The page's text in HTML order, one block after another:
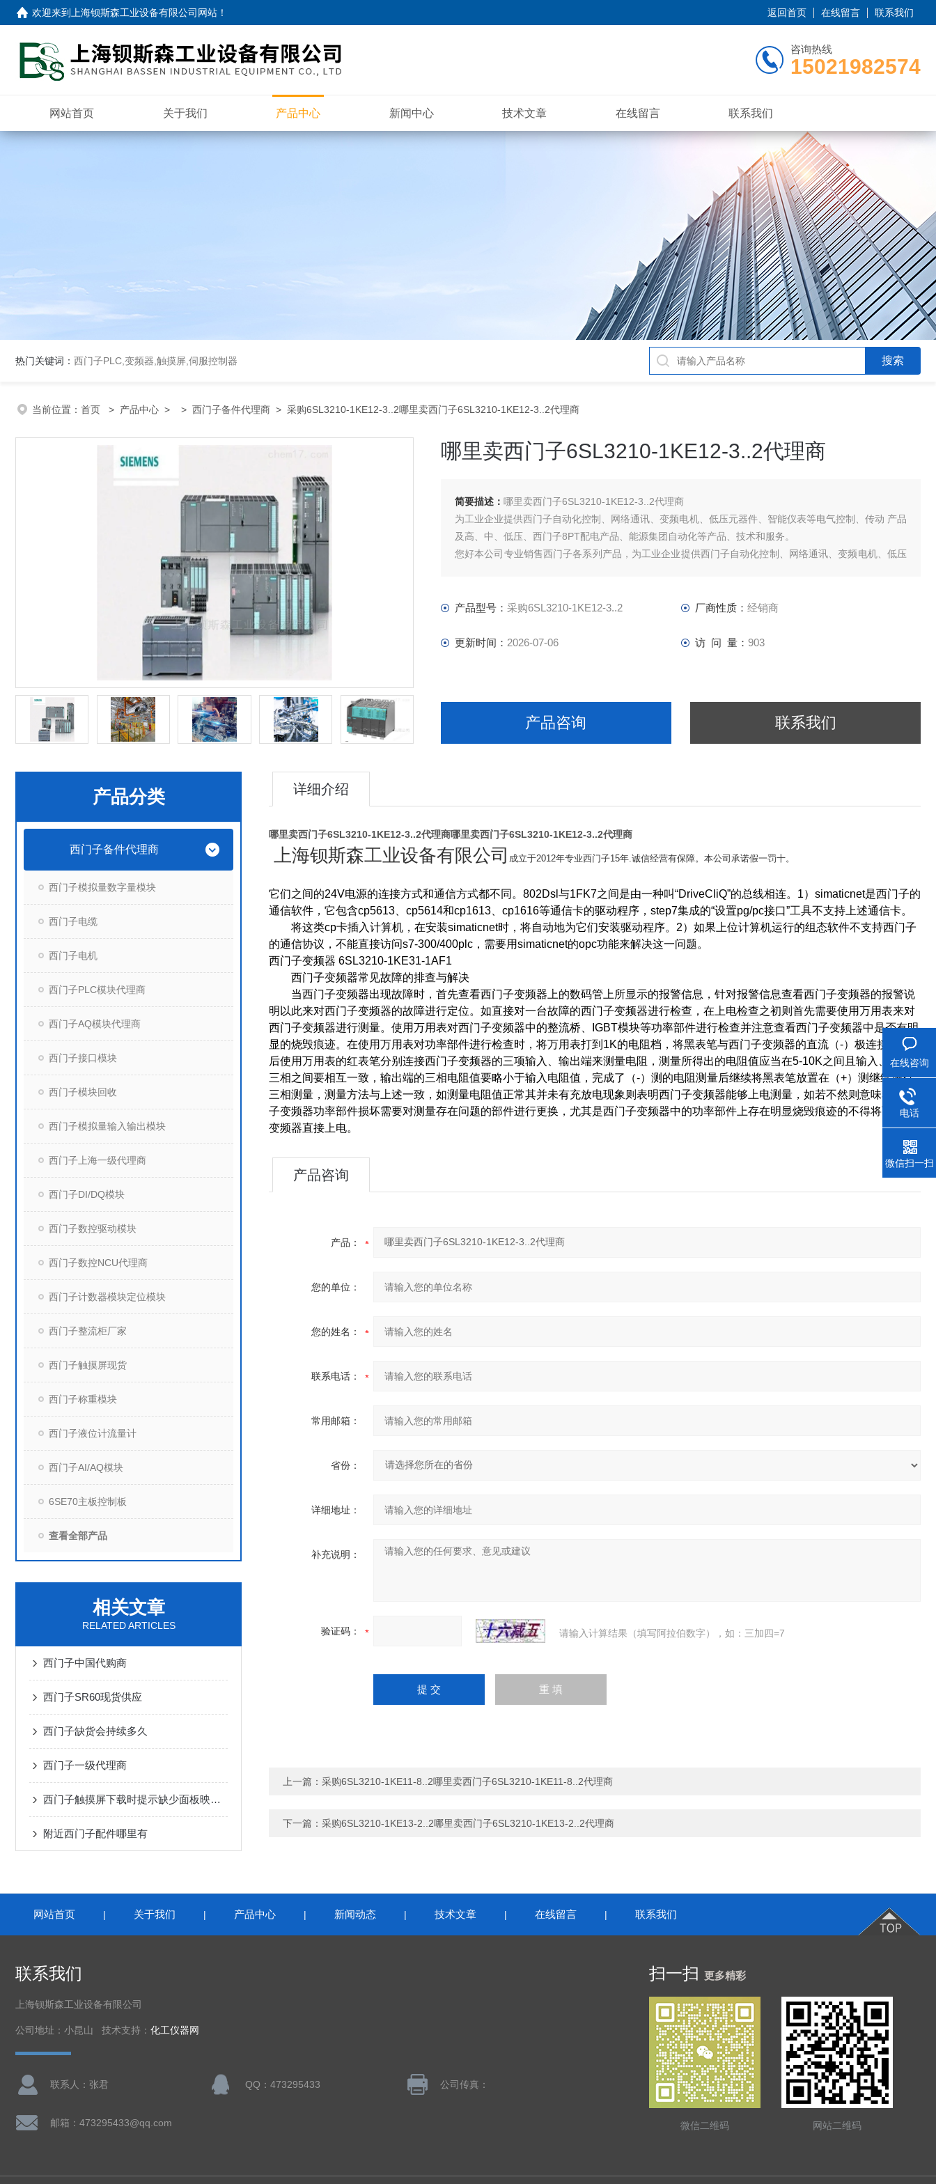
欢迎来到 上海钡斯森工业设备有限公司网站 ！ 返回首页 在线留言 联系我们
咨询热线
15021982574
网站首页 关于我们 产品中心 新闻中心 技术文章 在线留言 联系我们
热门关键词： 西门子PLC,变频器,触摸屏,伺服控制器
当前位置： 首页 > 产品中心 > > 西门子备件代理商 > 采购6SL3210-1KE12-3..2哪里卖西门子6SL3210-1KE12-3..2代理商
哪里卖西门子6SL3210-1KE12-3..2代理商
简要描述： 哪里卖西门子6SL3210-1KE12-3..2代理商
为工业企业提供西门子自动化控制、网络通讯、变频电机、低压元器件、智能仪表等电气控制、传动 产品
及高、中、低压、西门子8PT配电产品、能源集团自动化等产品、技术和服务。
您好本公司专业销售西门子各系列产品，为工业企业提供西门子自动化控制、网络通讯、变频电机、低压
产品型号： 采购6SL3210-1KE12-3..2 厂商性质： 经销商
更新时间： 2026-07-06 访 问 量： 903
产品咨询 联系我们
产品分类
西门子备件代理商
西门子模拟量数字量模块
西门子电缆
西门子电机
西门子PLC模块代理商
西门子AQ模块代理商
西门子接口模块
西门子模块回收
西门子模拟量输入输出模块
西门子上海一级代理商
西门子DI/DQ模块
西门子数控驱动模块
西门子数控NCU代理商
西门子计数器模块定位模块
西门子整流柜厂家
西门子触摸屏现货
西门子称重模块
西门子液位计流量计
西门子AI/AQ模块
6SE70主板控制板
查看全部产品
相关文章
RELATED ARTICLES
西门子中国代购商
西门子SR60现货供应
西门子缺货会持续多久
西门子一级代理商
西门子触摸屏下载时提示缺少面板映像的解决方法
附近西门子配件哪里有
详细介绍
哪里卖西门子6SL3210-1KE12-3..2代理商哪里卖西门子6SL3210-1KE12-3..2代理商
上海钡斯森工业设备有限公司 成立于2012年专业西门子15年.诚信经营有保障。本公司承诺假一罚十。
它们之间的24V电源的连接方式和通信方式都不同。802Dsl与1FK7之间是由一种叫“DriveCliQ”的总线相连。1）simaticnet是西门子的
通信软件，它包含cp5613、cp5614和cp1613、cp1616等通信卡的驱动程序，step7集成的“设置pg/pc接口”工具不支持上述通信卡。
将这类cp卡插入计算机，在安装simaticnet时，将自动地为它们安装驱动程序。2）如果上位计算机运行的组态软件不支持西门子
的通信协议，不能直接访问s7-300/400plc，需要用simaticnet的opc功能来解决这一问题。
西门子变频器 6SL3210-1KE31-1AF1
西门子变频器常见故障的排查与解决
当西门子变频器出现故障时，首先查看西门子变频器上的数码管上所显示的报警信息，针对报警信息查看西门子变频器的报警说
明以此来对西门子变频器的故障进行定位。如直接对一台故障的西门子变频器进行检查，在上电检查之初则首先需要使用万用表来对
西门子变频器进行测量。使用万用表对西门子变频器中的整流桥、IGBT模块等功率部件进行检查并注意查看西门子变频器中是否有明
显的烧毁痕迹。在使用万用表对功率部件进行检查时，将万用表打到1K的电阻档，将黑表笔与西门子变频器的直流（-）极连接，而
后使用万用表的红表笔分别连接西门子变频器的三项输入、输出端来测量电阻，测量所得出的电阻值应当在5-10K之间且输入、输出
三相之间要相互一致，输出端的三相电阻值要略小于输入电阻值，完成了（-）测的电阻测量后继续将黑表笔放置在（+）测继续进行
三相测量，测量方法与上述一致，如测量电阻值正常其并未有充放电现象则表明西门子变频器能够上电测量，如若不然则意味着西门
子变频器功率部件损坏需要对测量存在问题的部件进行更换，尤其是西门子变频器中的功率部件上存在明显烧毁痕迹的不得将西门子
变频器直接上电。
产品咨询
产品：
您的单位：
您的姓名：
联系电话：
常用邮箱：
省份：
详细地址：
补充说明：
验证码： 请输入计算结果（填写阿拉伯数字），如：三加四=7
上一篇： 采购6SL3210-1KE11-8..2哪里卖西门子6SL3210-1KE11-8..2代理商
下一篇： 采购6SL3210-1KE13-2..2哪里卖西门子6SL3210-1KE13-2..2代理商
网站首页 | 关于我们 | 产品中心 | 新闻动态 | 技术文章 | 在线留言 | 联系我们
联系我们
上海钡斯森工业设备有限公司
公司地址：小昆山 技术支持： 化工仪器网
联系人：张君 QQ：473295433 公司传真：
邮箱：473295433@qq.com
扫一扫 更多精彩
微信二维码 网站二维码
在线咨询
电话
微信扫一扫